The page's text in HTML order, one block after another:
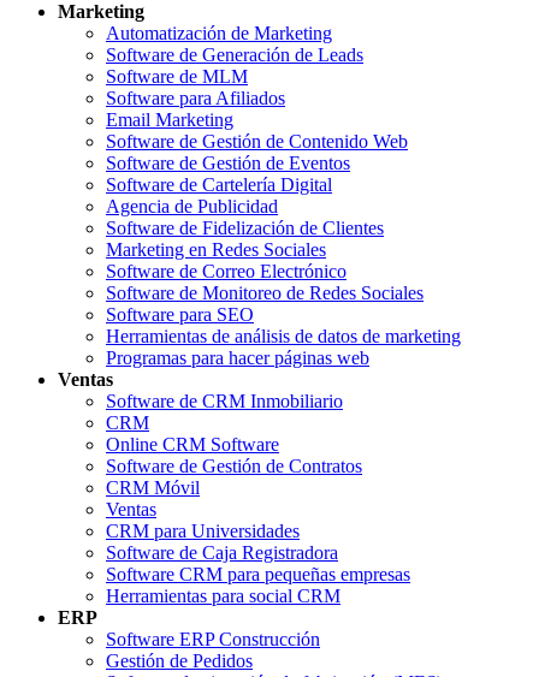
Marketing
Automatización de Marketing
Software de Generación de Leads
Software de MLM
Software para Afiliados
Email Marketing
Software de Gestión de Contenido Web
Software de Gestión de Eventos
Software de Cartelería Digital
Agencia de Publicidad
Software de Fidelización de Clientes
Marketing en Redes Sociales
Software de Correo Electrónico
Software de Monitoreo de Redes Sociales
Software para SEO
Herramientas de análisis de datos de marketing
Programas para hacer páginas web
Ventas
Software de CRM Inmobiliario
CRM
Online CRM Software
Software de Gestión de Contratos
CRM Móvil
Ventas
CRM para Universidades
Software de Caja Registradora
Software CRM para pequeñas empresas
Herramientas para social CRM
ERP
Software ERP Construcción
Gestión de Pedidos